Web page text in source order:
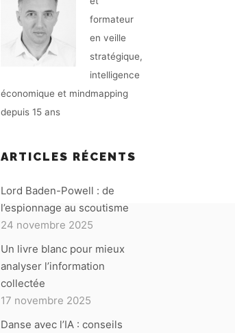
formateur
en veille
stratégique,
intelligence
économique et mindmapping
depuis 15 ans
ARTICLES RÉCENTS
Lord Baden-Powell : de
l’espionnage au scoutisme
24 novembre 2025
Un livre blanc pour mieux
analyser l’information
collectée
17 novembre 2025
Danse avec l’IA : conseils